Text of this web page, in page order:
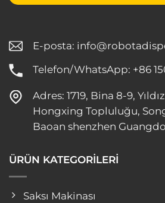
E-posta:
Telefon/WhatsApp: +86
Adres: 1719, Bina 8-9,
Hongxing Topluluğu,
Baoan shenzhen
ÜRÜN KATEGORİLERİ
Saksı Makinası